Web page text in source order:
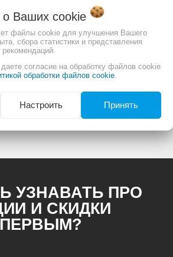
1,0
360
153x36
и комплектация могут
Полное описание:
УЗНАВАТЬ ПРО
И СКИДКИ
ПЕРВЫМ?
о Ваших cookie
файлы cookie для улучшения Вашего
сбора статистики и представления
согласие на обработку файлов cookie
обработки файлов cookie
Настроить Принять